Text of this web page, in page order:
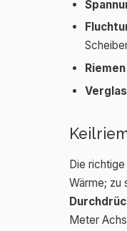
Die
Wärme; zu
Meter